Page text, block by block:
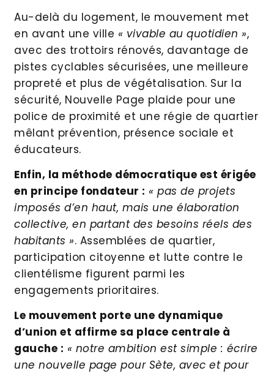
Au-delà du logement, le mouvement met
en avant une ville « vivable au quotidien »,
avec des trottoirs rénovés, davantage de
pistes cyclables sécurisées, une meilleure
propreté et plus de végétalisation. Sur la
sécurité, Nouvelle Page plaide pour une
police de proximité et une régie de quartier
mêlant prévention, présence sociale et
éducateurs.
Enfin, la méthode démocratique est érigée
en principe fondateur : « pas de projets
imposés d’en haut, mais une élaboration
collective, en partant des besoins réels des
habitants ». Assemblées de quartier,
participation citoyenne et lutte contre le
clientélisme figurent parmi les
engagements prioritaires.
Le mouvement porte une dynamique
d’union et affirme sa place centrale à
gauche : « notre ambition est simple : écrire
une nouvelle page pour Sète, avec et pour